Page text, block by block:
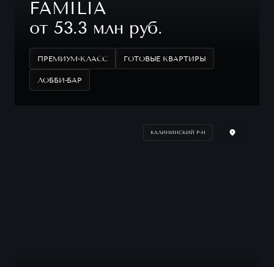
FAMILIA
от 53.3 млн руб.
ПРЕМИУМ-КЛАСС ГОТОВЫЕ КВАРТИРЫ
ЛОББИ-БАР
КАЛИНИНСКИЙ Р-Н